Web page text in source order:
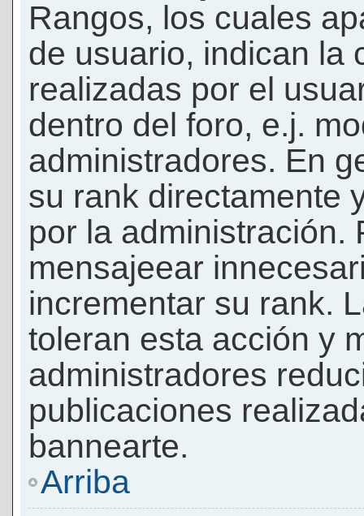
Rangos, los cuales
de usuario, indican la
realizadas por el
dentro del foro, e.j.
administradores. En
su rank directamente
por la administración.
mensajeear
incrementar su rank.
toleran esta acción y
administradores
publicaciones
bannearte.
Arriba